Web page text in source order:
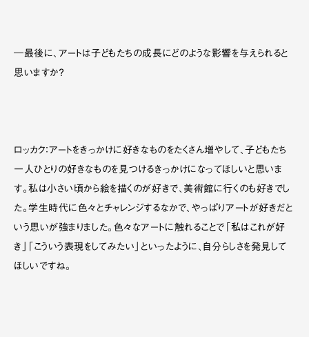
―最後に、アートは子どもたちの成長にどのような影響を与えられると
思いますか？
ロッカク：アートをきっかけに好きなものをたくさん増やして、子どもたち
一人ひとりの好きなものを見つけるきっかけになってほしいと思いま
す。私は小さい頃から絵を描くのが好きで、美術館に行くのも好きでし
た。学生時代に色々とチャレンジするなかで、やっぱりアートが好きだと
いう思いが強まりました。色々なアートに触れることで「私はこれが好
き」「こういう表現をしてみたい」といったように、自分らしさを発見して
ほしいですね。